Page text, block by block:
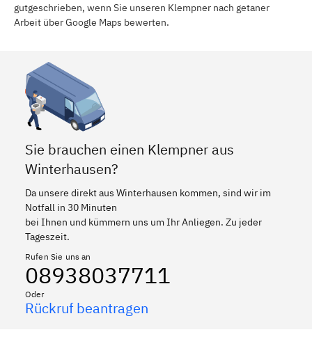
gutgeschrieben, wenn Sie unseren Klempner nach getaner
Arbeit über Google Maps bewerten.
Sie brauchen einen Klempner aus
Winterhausen?
Da unsere direkt aus Winterhausen kommen, sind wir im
Notfall in 30 Minuten
bei Ihnen und kümmern uns um Ihr Anliegen. Zu jeder
Tageszeit.
Rufen Sie uns an
08938037711
Oder
Rückruf beantragen